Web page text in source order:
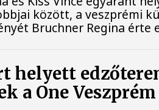
között, a veszprémi
Bruchner Regina érte
helyett
a One